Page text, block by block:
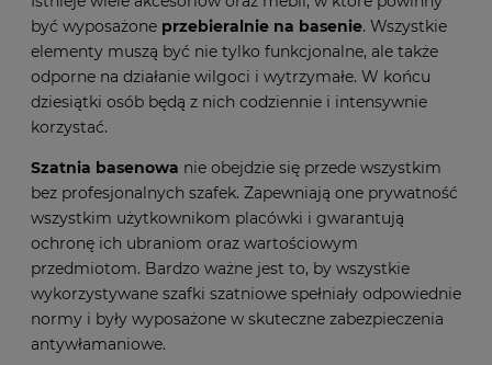
być wyposażone przebieralnie na basenie. Wszystkie
elementy muszą być nie tylko funkcjonalne, ale także
odporne na działanie wilgoci i wytrzymałe. W końcu
dziesiątki osób będą z nich codziennie i intensywnie
korzystać.
Szatnia basenowa nie obejdzie się przede wszystkim
bez profesjonalnych szafek. Zapewniają one prywatność
wszystkim użytkownikom placówki i gwarantują
ochronę ich ubraniom oraz wartościowym
przedmiotom. Bardzo ważne jest to, by wszystkie
wykorzystywane szafki szatniowe spełniały odpowiednie
normy i były wyposażone w skuteczne zabezpieczenia
antywłamaniowe.